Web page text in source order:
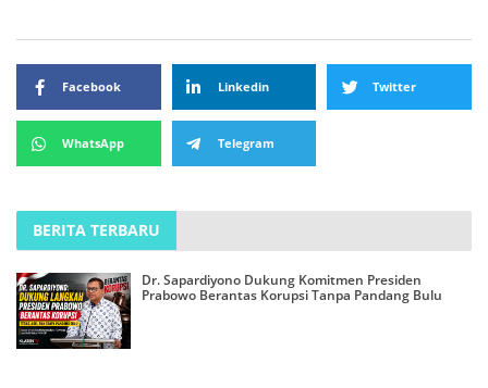
Facebook Linkedin Twitter
WhatsApp Telegram
BERITA TERBARU
Dr. Sapardiyono Dukung Komitmen Presiden
Prabowo Berantas Korupsi Tanpa Pandang Bulu